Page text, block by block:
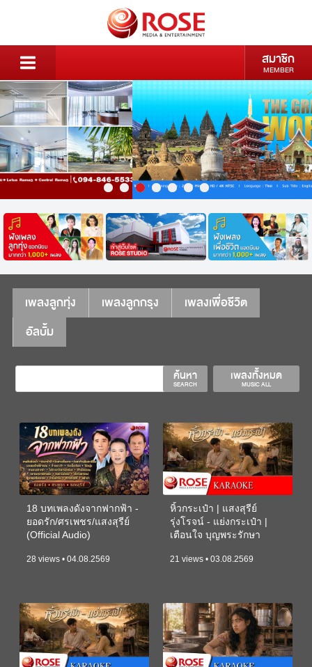
สมาชิก
MEMBER
เพลงลูกทุ่ง เพลงลูกกรุง
เพลงเพื่อชีวิต
อัลบั้ม
เพลงทั้งหมด
MUSIC ALL
ค้นหา
SEARCH
18 บทเพลงดังจากฟากฟ้า -
ยอดรัก/ศรเพชร/แสงสุรีย์
(Official Audio)
28 views • 04.08.2569
หิ้วกระเป๋า | แสงสุรีย์
รุ่งโรจน์ - แย่งกระเป๋า |
เตือนใจ บุญพระรักษา
21 views • 03.08.2569